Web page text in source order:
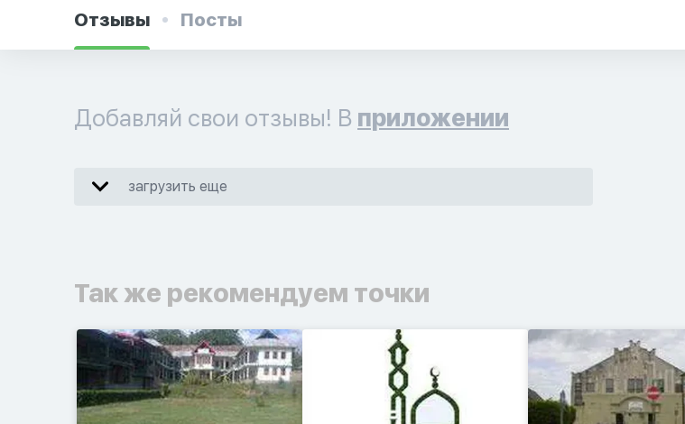
Отзывы Посты
Добавляй свои отзывы! В приложении
загрузить еще
Так же рекомендуем точки